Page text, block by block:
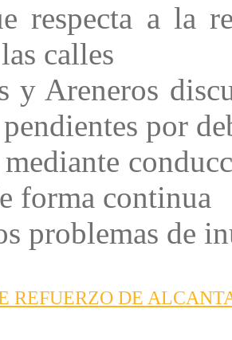
respecta a la
calles
y Areneros
por
forma continua
problemas de
REFUERZO DE